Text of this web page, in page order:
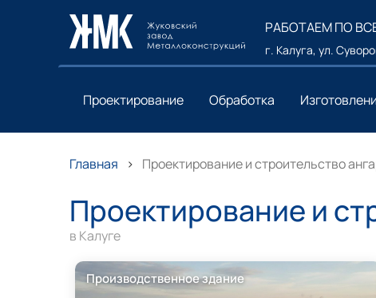
РАБОТАЕМ ПО
г. Калуга, ул.
Проектирование Обработка
Главная Проектирование и строительство
Проектирование и
в Калуге
Производственное здание